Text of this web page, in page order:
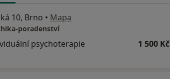
10, Brno • Mapa
poradenství
psychoterapie 1 500 Kč